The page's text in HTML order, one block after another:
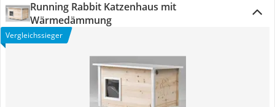
Running Rabbit Katzenhaus mit
Wärmedämmung
Vergleichssieger